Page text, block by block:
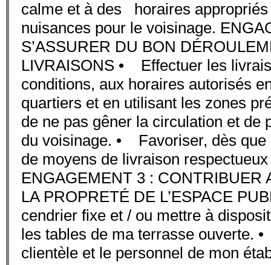
calme et à des horaires
nuisances pour le voisinage.
S’ASSURER DU BON
LIVRAISONS • Effectuer les
conditions, aux horaires autorisés
quartiers et en utilisant les zones
de ne pas gêner la circulation et de
du voisinage. • Favoriser, dès que
de moyens de livraison
ENGAGEMENT 3 : CONTRIBUER
LA PROPRETÉ DE L’ESPACE
cendrier fixe et / ou mettre à
les tables de ma terrasse ouverte.
clientèle et le personnel de mon